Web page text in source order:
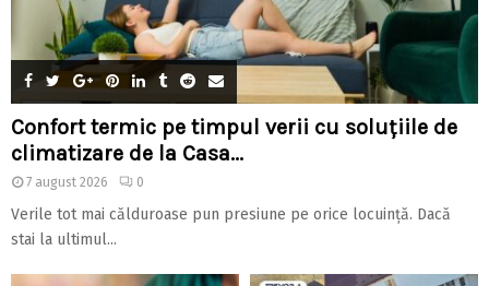
Confort termic pe timpul verii cu soluțiile de
climatizare de la Casa...
7 august 2026 0
Verile tot mai călduroase pun presiune pe orice locuință. Dacă
stai la ultimul...